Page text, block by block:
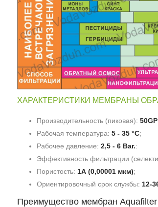
ХАРАКТЕРИСТИКИ МЕМБРАНЫ
Производительность (пиковая):
Рабочая температура:5 - 35 °С;
Рабочее давление:2,5 - 6 Bar.:
Эффективность фильтрации
Пористость: 1А (0,00001 мкм);
Ориентировочный срок службы: 12-
Преимущество мембран